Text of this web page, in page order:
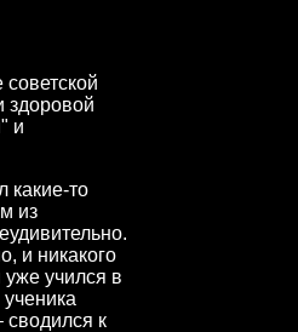
здоровой
и
какие-то
из
и никакого
уже учился в
сводился к